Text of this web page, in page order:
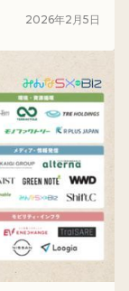
2026年2 月5 日